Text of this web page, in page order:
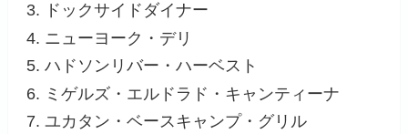
ドックサイドダイナー
ニューヨーク・デリ
ハドソンリバー・ハーベスト
ミゲルズ・エルドラド・キャンティーナ
ユカタン・ベースキャンプ・グリル